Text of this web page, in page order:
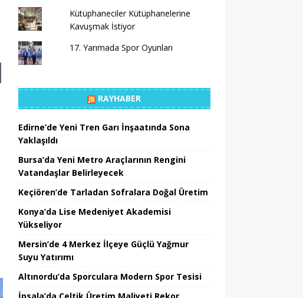
Kütüphaneciler Kütüphanelerine
Kavuşmak İstiyor
17. Yarımada Spor Oyunları
RAYHABER
Edirne’de Yeni Tren Garı İnşaatında Sona
Yaklaşıldı
Bursa’da Yeni Metro Araçlarının Rengini
Vatandaşlar Belirleyecek
Keçiören’de Tarladan Sofralara Doğal Üretim
Konya’da Lise Medeniyet Akademisi
Yükseliyor
Mersin’de 4 Merkez İlçeye Güçlü Yağmur
Suyu Yatırımı
Altınordu’da Sporculara Modern Spor Tesisi